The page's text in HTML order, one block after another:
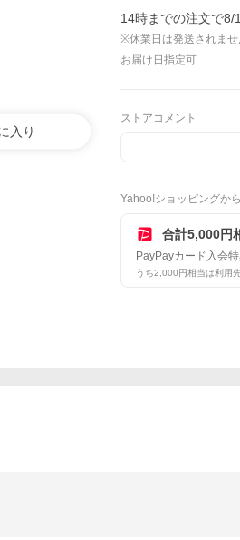
入り
14時までの注文で8/
※休業日は発送されませ
お届け日指定可
ストアコメント
Yahoo!ショッピングか
合計5,000円
PayPayカード入会
うち2,000円相当は利用